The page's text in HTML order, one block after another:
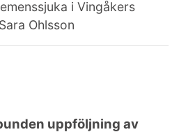
i Vingåkers
Ohlsson
uppföljning av